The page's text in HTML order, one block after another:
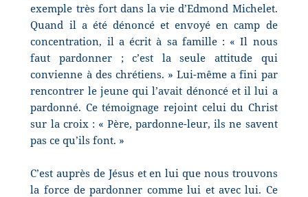
exemple très fort dans la vie d’Edmond Michelet.
Quand il a été dénoncé et envoyé en camp de
concentration, il a écrit à sa famille : « Il nous
faut pardonner ; c’est la seule attitude qui
convienne à des chrétiens. » Lui-même a fini par
rencontrer le jeune qui l’avait dénoncé et il lui a
pardonné. Ce témoignage rejoint celui du Christ
sur la croix : « Père, pardonne-leur, ils ne savent
pas ce qu’ils font. »
C’est auprès de Jésus et en lui que nous trouvons
la force de pardonner comme lui et avec lui. Ce